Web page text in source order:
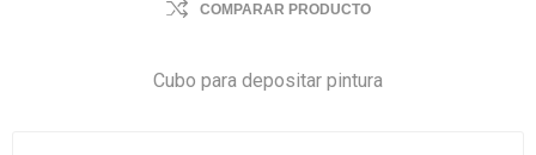
COMPARAR PRODUCTO
Cubo para depositar pintura